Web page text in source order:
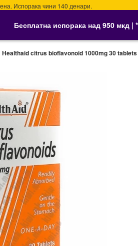
чини 140 денари.
Бесплатна испорака над 950 мкд |
Healthaid citrus bioflavonoid 1000mg 30